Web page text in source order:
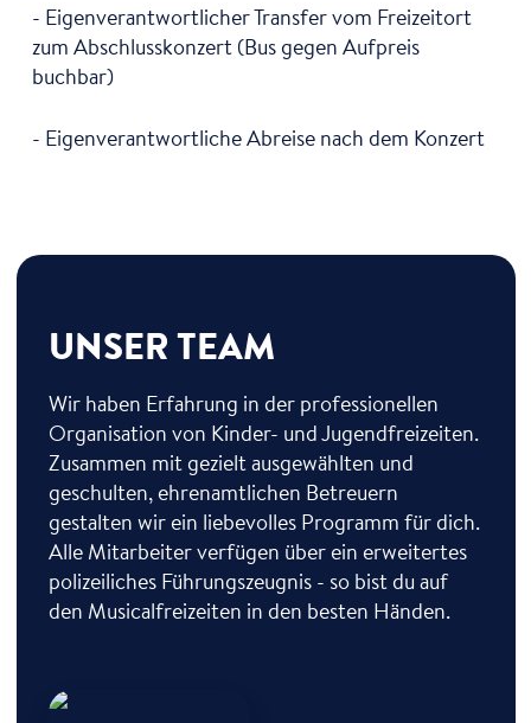
- Eigenverantwortlicher Transfer vom Freizeitort
zum Abschlusskonzert (Bus gegen Aufpreis
buchbar)
- Eigenverantwortliche Abreise nach dem Konzert
UNSER TEAM
Wir haben Erfahrung in der professionellen
Organisation von Kinder- und Jugendfreizeiten.
Zusammen mit gezielt ausgewählten und
geschulten, ehrenamtlichen Betreuern
gestalten wir ein liebevolles Programm für dich.
Alle Mitarbeiter verfügen über ein erweitertes
polizeiliches Führungszeugnis - so bist du auf
den Musicalfreizeiten in den besten Händen.